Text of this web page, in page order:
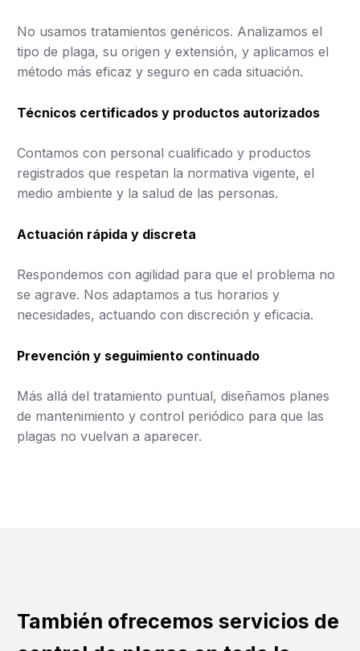
No usamos tratamientos genéricos. Analizamos el
tipo de plaga, su origen y extensión, y aplicamos el
método más eficaz y seguro en cada situación.
Técnicos certificados y productos autorizados
Contamos con personal cualificado y productos
registrados que respetan la normativa vigente, el
medio ambiente y la salud de las personas.
Actuación rápida y discreta
Respondemos con agilidad para que el problema no
se agrave. Nos adaptamos a tus horarios y
necesidades, actuando con discreción y eficacia.
Prevención y seguimiento continuado
Más allá del tratamiento puntual, diseñamos planes
de mantenimiento y control periódico para que las
plagas no vuelvan a aparecer.
También ofrecemos servicios de